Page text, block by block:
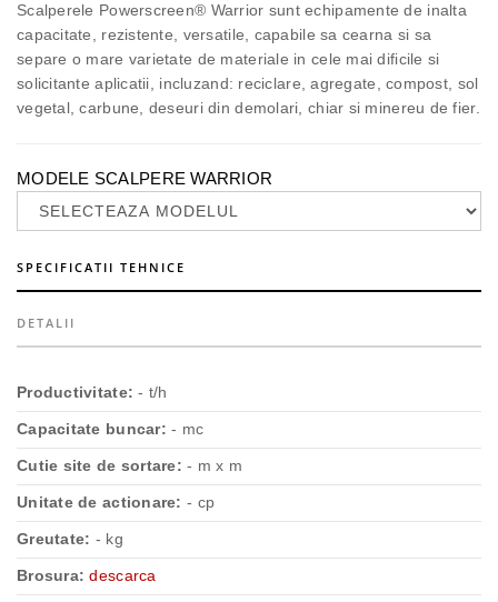
Scalperele Powerscreen® Warrior sunt echipamente de inalta
capacitate, rezistente, versatile, capabile sa cearna si sa
separe o mare varietate de materiale in cele mai dificile si
solicitante aplicatii, incluzand: reciclare, agregate, compost, sol
vegetal, carbune, deseuri din demolari, chiar si minereu de fier.
MODELE SCALPERE WARRIOR
SPECIFICATII TEHNICE
DETALII
Productivitate: - t/h
Capacitate buncar: - mc
Cutie site de sortare: - m x m
Unitate de actionare: - cp
Greutate: - kg
Brosura: descarca